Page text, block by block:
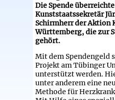
Die Spende
Kunststaatssekretär
Schirmherr der Aktion
Württemberg, die zur
gehört.
Mit dem Spendengeld
Projekt am Tübinger
unterstützt werden.
unter anderem eine
Methode für